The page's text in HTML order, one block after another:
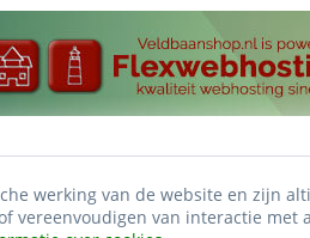
werking van de website en zijn
vereenvoudigen van interactie met